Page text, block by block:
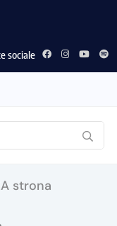
sociale
strona